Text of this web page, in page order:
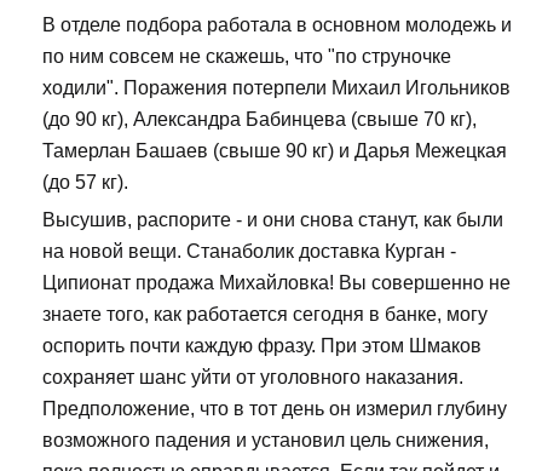
В отделе подбора работала в основном молодежь и
по ним совсем не скажешь, что "по струночке
ходили". Поражения потерпели Михаил Игольников
(до 90 кг), Александра Бабинцева (свыше 70 кг),
Тамерлан Башаев (свыше 90 кг) и Дарья Межецкая
(до 57 кг).
Высушив, распорите - и они снова станут, как были
на новой вещи. Станаболик доставка Курган -
Ципионат продажа Михайловка! Вы совершенно не
знаете того, как работается сегодня в банке, могу
оспорить почти каждую фразу. При этом Шмаков
сохраняет шанс уйти от уголовного наказания.
Предположение, что в тот день он измерил глубину
возможного падения и установил цель снижения,